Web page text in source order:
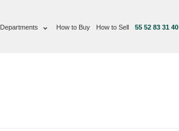
Departments How to Buy How to Sell 55 52 83 31 40